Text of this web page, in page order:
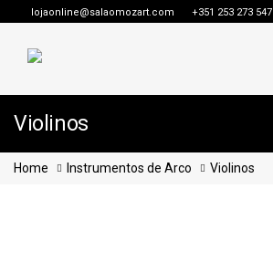
lojaonline@salaomozart.com +351 253 273 547
Violinos
Home Instrumentos de Arco Violinos